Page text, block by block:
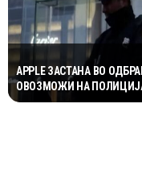
APPLE ЗАСТАНА ВО
ОВОЗМОЖИ НА